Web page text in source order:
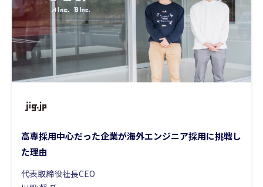
高専採用中心だった企業が海外エンジニア採用に挑戦し
た理由
代表取締役社長CEO